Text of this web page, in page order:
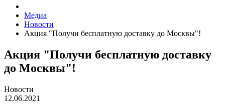
Медиа
Новости
Акция "Получи бесплатную доставку до Москвы"!
Акция "Получи бесплатную доставку
до Москвы"!
Новости
12.06.2021